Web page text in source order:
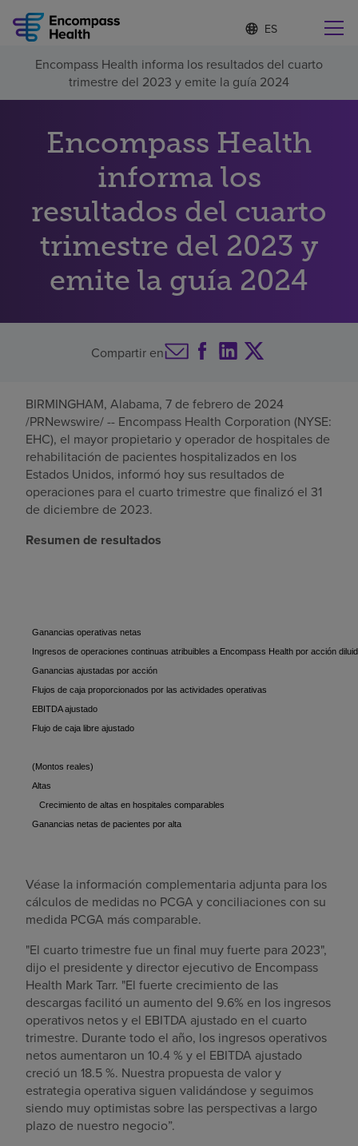
Lista
de
idiomas
contraída
d
o
m
a
l
e
c
c
i
o
n
a
o
Encuentre
Por qué debe elegirnos
Servicios de rehabilitación
Pacientes y cuidadores
Recursos de salud
Inversores
Empleos
Pagar mi factura
Encompass Health informa los resultados del cuarto
trimestre del 2023 y emite la guía 2024
Encompass Health
informa los
resultados del cuarto
trimestre del 2023 y
emite la guía 2024
Compartir en
BIRMINGHAM, Alabama, 7 de febrero de 2024
/PRNewswire/ -- Encompass Health Corporation (NYSE:
EHC), el mayor propietario y operador de hospitales de
rehabilitación de pacientes hospitalizados en los
Estados Unidos, informó hoy sus resultados de
operaciones para el cuarto trimestre que finalizó el 31
de diciembre de 2023.
Resumen de resultados
Ganancias operativas netas
Ingresos de operaciones continuas atribuibles a Encompass Health por acción
Ganancias ajustadas por acción
Flujos de caja proporcionados por las actividades operativas
EBITDA ajustado
Flujo de caja libre ajustado
(Montos reales)
Altas
Crecimiento de altas en hospitales comparables
Ganancias netas de pacientes por alta
Véase la información complementaria adjunta para los
cálculos de medidas no PCGA y conciliaciones con su
medida PCGA más comparable.
"El cuarto trimestre fue un final muy fuerte para 2023",
dijo el presidente y director ejecutivo de Encompass
Health Mark Tarr. "El fuerte crecimiento de las
descargas facilitó un aumento del 9.6% en los ingresos
operativos netos y el EBITDA ajustado en el cuarto
trimestre. Durante todo el año, los ingresos operativos
netos aumentaron un 10.4 % y el EBITDA ajustado
creció un 18.5 %. Nuestra propuesta de valor y
estrategia operativa siguen validándose y seguimos
siendo muy optimistas sobre las perspectivas a largo
plazo de nuestro negocio”.